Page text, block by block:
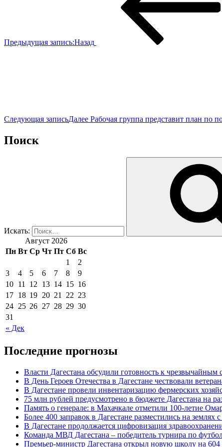
Предыдущая запись:Назад
Следующая записьДалее Рабочая группа представит план по
Поиск
Искать:
Август 2026
Пн Вт Ср Чт Пт Сб Вс
« Дек
1
2
3
4 5 6 7 8
9
10 11 12 13 14 15 16
17 18 19 20 21 22 23
24 25 26 27 28 29 30
31
Последние прогнозы
Власти Дагестана обсудили готовность к чрезвычайным
В День Героев Отечества в Дагестане чествовали
В Дагестане провели инвентаризацию фермерских
75 млн рублей предусмотрено в бюджете Дагестана на
Память о генерале: в Махачкале отметили 100-летие
Более 400 заправок в Дагестане разместились на землях
В Дагестане продолжается цифровизация
Команда МВД Дагестана – победитель турнира по
Премьер-министр Дагестана открыл новую школу на